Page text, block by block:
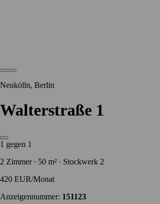
Neukölln, Berlin
Walterstraße 1
1 gegen 1
2 Zimmer ∙ 50 m² ∙ Stockwerk 2
420 EUR/Monat
Anzeigennummer: 151123